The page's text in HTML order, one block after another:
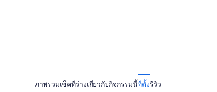
ภาพรวมเช็คที่ว่างเกี่ยวกับกิจกรรมนี้ที่ตั้งรีวิว